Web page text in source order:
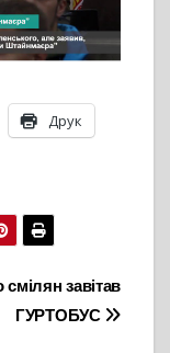
Друк
смілян завітав
ГУРТОБУС